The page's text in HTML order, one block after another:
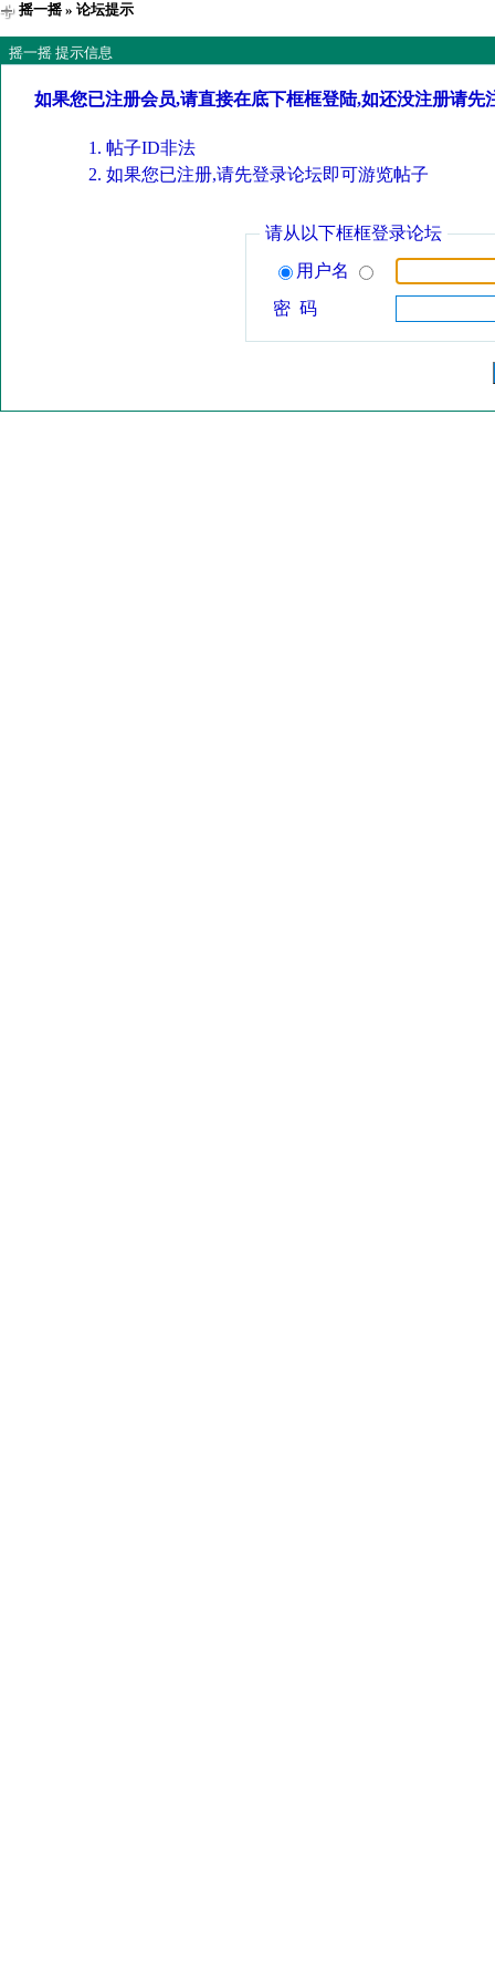
摇一摇» 论坛提示
摇一摇 提示信息
如果您已注册会员,请直接在底下框框登陆,如还没注册请先
帖子ID非法
如果您已注册,请先登录论坛即可游览帖子
请从以下框框登录论坛
用户名
密 码